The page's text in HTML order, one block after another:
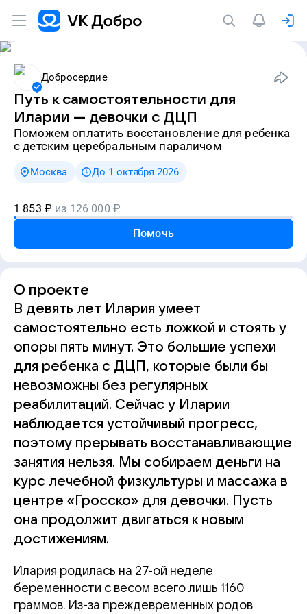
Добросердие
Путь к самостоятельности для
Иларии — девочки с ДЦП
Поможем оплатить восстановление для ребенка
с детским церебральным параличом
Москва До 1 октября 2026
1 853 ₽ из 126 000 ₽
Помочь
О проекте
В девять лет Илария умеет
самостоятельно есть ложкой и стоять у
опоры пять минут. Это большие успехи
для ребенка с ДЦП, которые были бы
невозможны без регулярных
реабилитаций. Сейчас у Иларии
наблюдается устойчивый прогресс,
поэтому прерывать восстанавливающие
занятия нельзя. Мы собираем деньги на
курс лечебной физкультуры и массажа в
центре «Гросско» для девочки. Пусть
она продолжит двигаться к новым
достижениям.
Илария родилась на 27-ой неделе
беременности с весом всего лишь 1160
граммов. Из-за преждевременных родов